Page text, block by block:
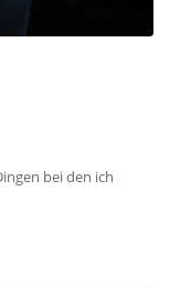
bei den ich